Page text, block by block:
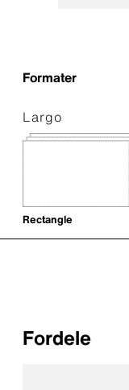
Formater
Largo
Rectangle
Fordele